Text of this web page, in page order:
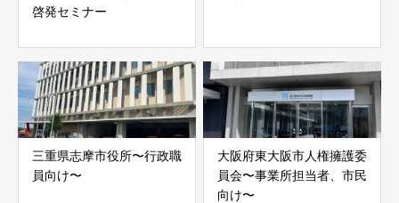
啓発セミナー
三重県志摩市役所〜行政職
員向け〜
大阪府東大阪市人権擁護委
員会〜事業所担当者、市民
向け〜